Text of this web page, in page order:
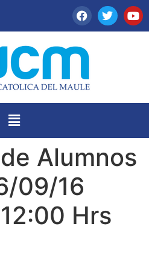
Alumnos
09/16
Hrs